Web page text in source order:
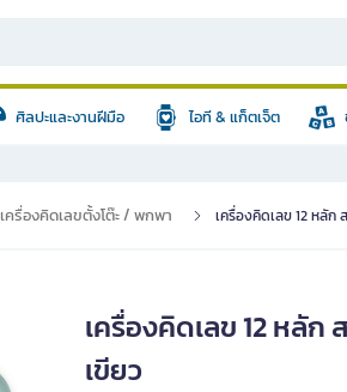
ศิลปะและงานฝีมือ ไอที & แก็ตเจ็ต
เครื่องคิดเลขตั้งโต๊ะ / พกพา เครื่องคิดเลข 12 หลัก
เครื่องคิดเลข 12 หลัก
เขียว